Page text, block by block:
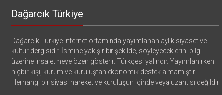
Dağarcık Türkiye
Dağarcık Türkiye internet ortamında yayımlanan aylık siyaset ve
kültür dergisidir. İsmine yakışır bir şekilde, söyleyeceklerini bilgi
üzerine inşa etmeye özen gösterir. Türkçesi yalındır. Yayımlanırken
hiçbir kişi, kurum ve kuruluştan ekonomik destek almamıştır.
Herhangi bir siyasi hareket ve kuruluşun içinde veya uzantısı değildir